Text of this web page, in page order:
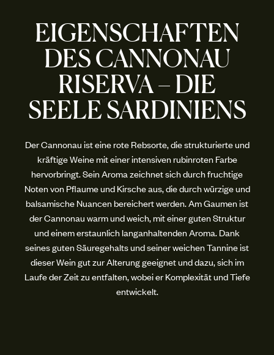
EIGENSCHAFTEN
DES CANNONAU
RISERVA – DIE
SEELE SARDINIENS
Der Cannonau ist eine rote Rebsorte, die strukturierte und
kräftige Weine mit einer intensiven rubinroten Farbe
hervorbringt. Sein Aroma zeichnet sich durch fruchtige
Noten von Pflaume und Kirsche aus, die durch würzige und
balsamische Nuancen bereichert werden. Am Gaumen ist
der Cannonau warm und weich, mit einer guten Struktur
und einem erstaunlich langanhaltenden Aroma. Dank
seines guten Säuregehalts und seiner weichen Tannine ist
dieser Wein gut zur Alterung geeignet und dazu, sich im
Laufe der Zeit zu entfalten, wobei er Komplexität und Tiefe
entwickelt.